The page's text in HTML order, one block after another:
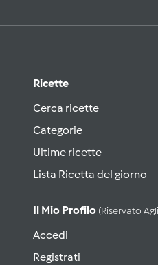
Ricette
Cerca ricette
Categorie
Ultime ricette
Lista Ricetta del giorno
Il Mio Profilo (riservato
Accedi
Registrati